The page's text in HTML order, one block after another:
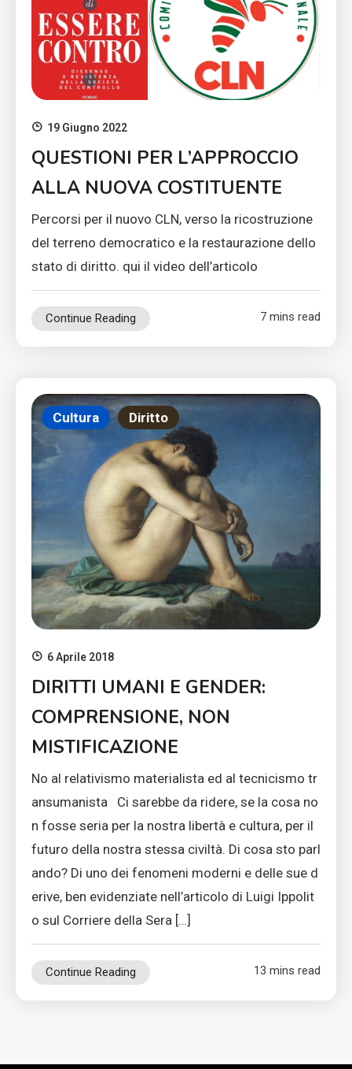
19 Giugno 2022
QUESTIONI PER L’APPROCCIO
ALLA NUOVA COSTITUENTE
Percorsi per il nuovo CLN, verso la ricostruzione
del terreno democratico e la restaurazione dello
stato di diritto. qui il video dell’articolo
Continue Reading 7 mins read
Cultura Diritto
6 Aprile 2018
DIRITTI UMANI E GENDER:
COMPRENSIONE, NON
MISTIFICAZIONE
No al relativismo materialista ed al tecnicismo tr
ansumanista Ci sarebbe da ridere, se la cosa no
n fosse seria per la nostra libertà e cultura, per il
futuro della nostra stessa civiltà. Di cosa sto parl
ando? Di uno dei fenomeni moderni e delle sue d
erive, ben evidenziate nell’articolo di Luigi Ippolit
o sul Corriere della Sera […]
Continue Reading 13 mins read